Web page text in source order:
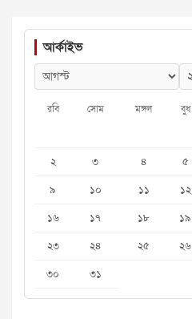
আর্কাইভ
রবি সোম মঙ্গল বুধ
২
৩ ৪ ৫
৯
১০ ১১ ১২
১৬
১৭ ১৮ ১৯
২৩
২৪ ২৫ ২৬
৩০
৩১